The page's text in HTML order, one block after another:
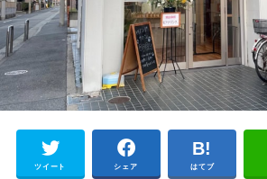
ツイート シェア はてブ